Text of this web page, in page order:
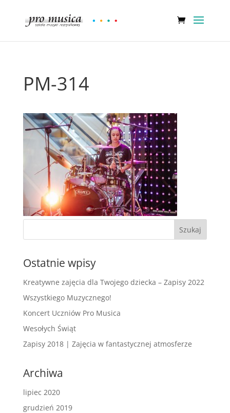
PM-314
Ostatnie wpisy
Kreatywne zajęcia dla Twojego dziecka – Zapisy 2022
Wszystkiego Muzycznego!
Koncert Uczniów Pro Musica
Wesołych Świąt
Zapisy 2018 | Zajęcia w fantastycznej atmosferze
Archiwa
lipiec 2020
grudzień 2019